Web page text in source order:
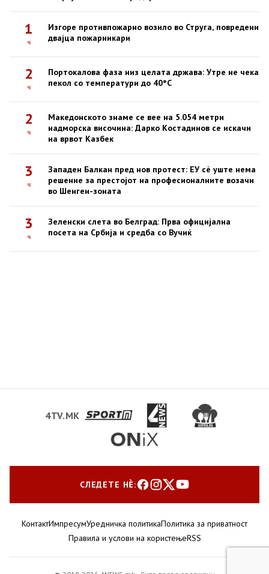
1
ч
Изгоре противпожарно возило во Струга, повредени
двајца пожарникари
2
ч
Портокалова фаза низ целата држава: Утре не чека
пекол со температури до 40°C
2
ч
Македонското знаме се вее на 5.054 метри
надморска височина: Дарко Костадинов се искачи
на врвот Казбек
3
ч
Западен Балкан пред нов протест: ЕУ сè уште нема
решение за престојот на професионалните возачи
во Шенген-зоната
3
ч
Зеленски слета во Белград: Прва официјална
посета на Србија и средба со Вучиќ
4TV.MK
СЛЕДЕТЕ НЀ:
КонтактИмпресумУредничка политикаПолитика за приватност
Правила и услови на користењеRSS